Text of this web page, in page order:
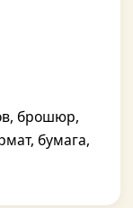
брошюр,
бумага,